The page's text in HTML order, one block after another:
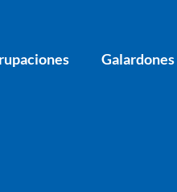
Galardones